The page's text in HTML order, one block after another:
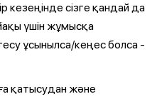
кезеңінде сізге қандай да
үшін жұмысқа
ұсынылса/кеңес болса -
қатысудан және